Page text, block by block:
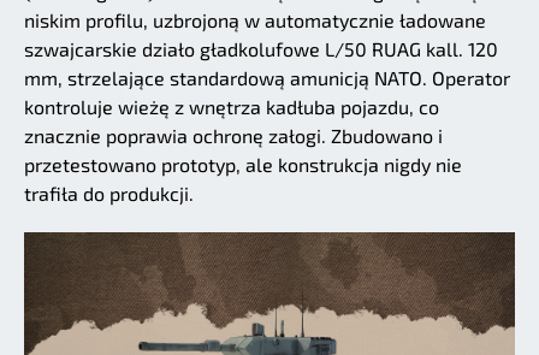
niskim profilu, uzbrojoną w automatycznie ładowane
szwajcarskie działo gładkolufowe L/50 RUAG kall. 120
mm, strzelające standardową amunicją NATO. Operator
kontroluje wieżę z wnętrza kadłuba pojazdu, co
znacznie poprawia ochronę załogi. Zbudowano i
przetestowano prototyp, ale konstrukcja nigdy nie
trafiła do produkcji.